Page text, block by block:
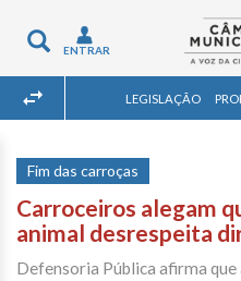
Toggle
navigation
ENTRAR
LEGISLAÇÃO
Fim das carroças
Carroceiros alegam
animal desrespeita
Defensoria Pública afirma